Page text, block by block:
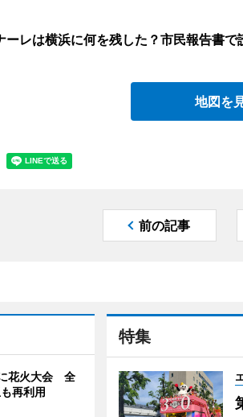
ーレは横浜に何を残した？市民報告書
地図を
前の記事
特集
花火大会 全
再利用